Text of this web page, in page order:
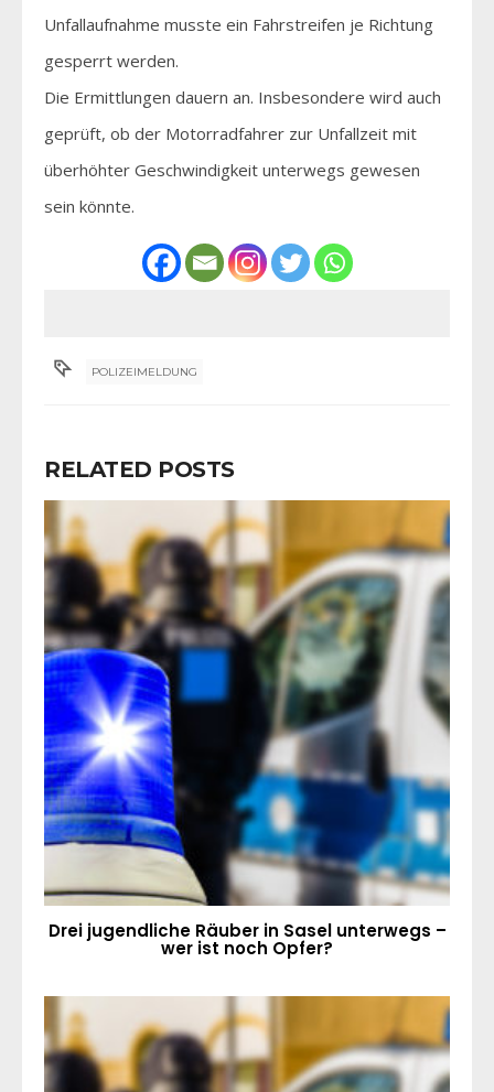
Unfallaufnahme musste ein Fahrstreifen je Richtung
gesperrt werden.
Die Ermittlungen dauern an. Insbesondere wird auch
geprüft, ob der Motorradfahrer zur Unfallzeit mit
überhöhter Geschwindigkeit unterwegs gewesen
sein könnte.
POLIZEIMELDUNG
RELATED POSTS
Drei jugendliche Räuber in Sasel unterwegs –
wer ist noch Opfer?